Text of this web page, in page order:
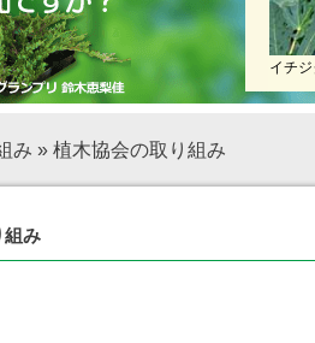
イチ
み » 植木協会の取り組み
組み